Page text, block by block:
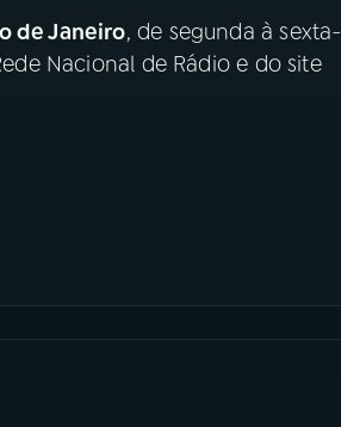
de Janeiro, de segunda à sexta-
Nacional de Rádio e do site